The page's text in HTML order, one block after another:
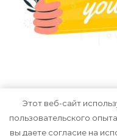
Тема
Этот веб-сайт
пользовательского
вы даете согласие на